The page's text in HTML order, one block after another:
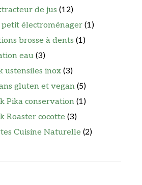
de jus (12)
électroménager (1)
brosse à dents (1)
eau (3)
ustensiles inox (3)
gluten et vegan (5)
Pika conservation (1)
Roaster cocotte (3)
Cuisine Naturelle (2)